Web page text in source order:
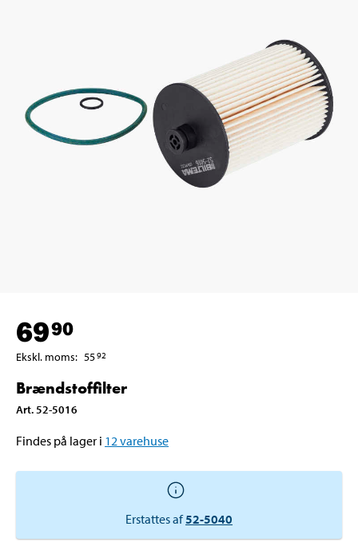
6990
Ekskl. moms: 5592
Brændstoffilter
Art. 52-5016
Findes på lager i 12 varehuse
Erstattes af52-5040